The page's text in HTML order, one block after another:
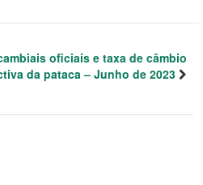
oficiais e taxa de câmbio
da pataca – Junho de 2023